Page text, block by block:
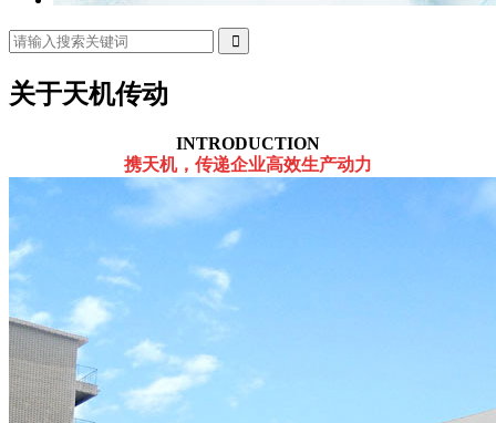
关于天机传动
INTRODUCTION
携天机，传递企业高效生产动力